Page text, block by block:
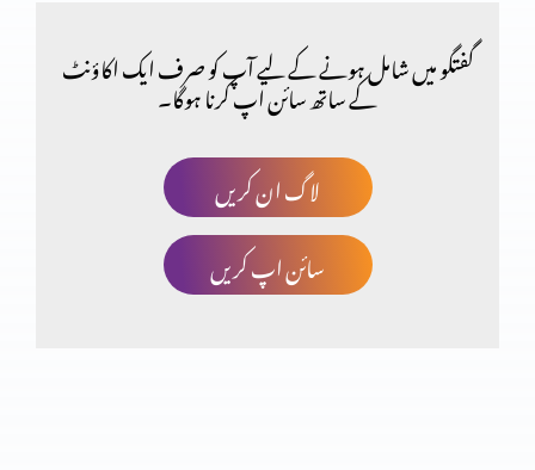
گفتگو میں شامل ہونے کے لیے آپ کو صرف ایک اکاؤنٹ
کے ساتھ سائن اپ کرنا ہوگا۔
لاگ ان کریں
سائن اپ کریں